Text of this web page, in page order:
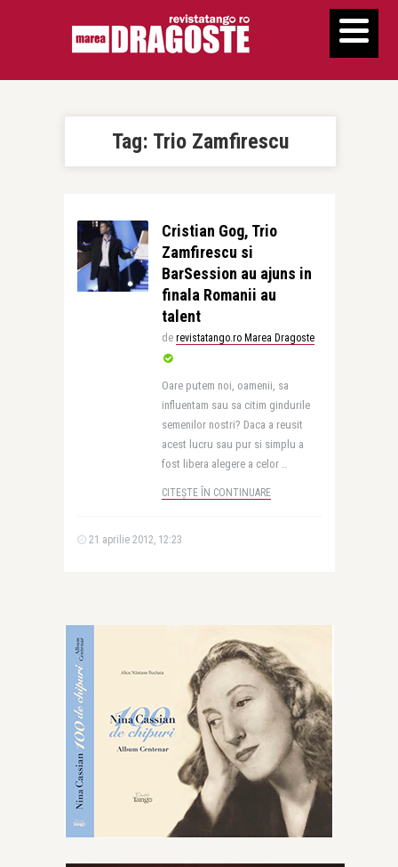
Tag: Trio Zamfirescu
Cristian Gog, Trio
Zamfirescu si
BarSession au ajuns in
finala Romanii au
talent
de revistatango.ro Marea Dragoste
Oare putem noi, oamenii, sa
influentam sau sa citim gindurile
semenilor nostri? Daca a reusit
acest lucru sau pur si simplu a
fost libera alegere a celor ..
CITEȘTE ÎN CONTINUARE
21 aprilie 2012, 12:23